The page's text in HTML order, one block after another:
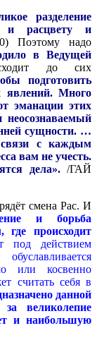
разделение
и расцвету и
Поэтому надо
в Ведущей
до сих
подготовить
явлений. Много
эманации этих
сущности. …
связи с каждым
вам не учесть.
дела»./ГАЙ
смена Рас. И
и борьба
где происходит
под действием
или косвенно
считать себя в
данной
великолепие
и наибольшую